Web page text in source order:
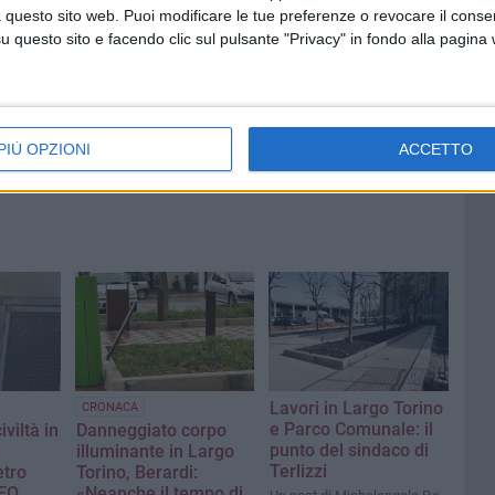
sito web. Puoi modificare le tue preferenze o revocare il
questo sito e facendo clic sul pulsante "Privacy" in fondo alla pagina
OPZIONI ACCETTO
Santuario di Sovereto resterà
aperto
in
CRONACA
Danneggiato corpo
illuminante in Largo
Torino, Berardi:
Lavori in Largo Torino
e Parco Comunale: il
punto del sindaco di
Terlizzi